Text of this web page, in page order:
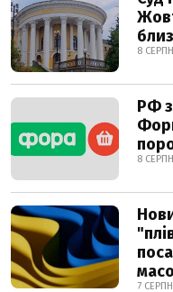
8
РФ
8
7